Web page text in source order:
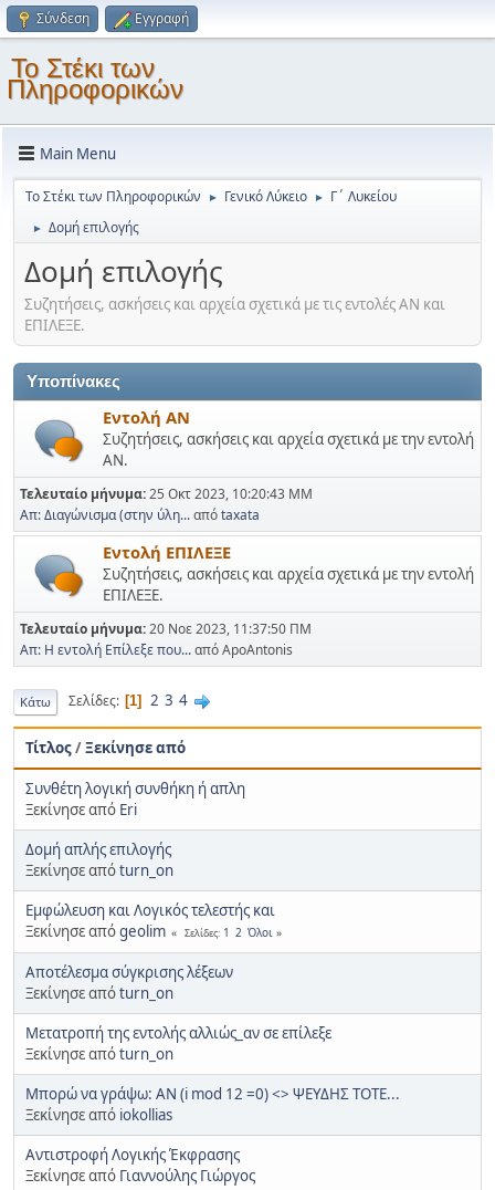
Σύνδεση Εγγραφή
Το Στέκι των
Πληροφορικών
Main Menu
Το Στέκι των Πληροφορικών ► Γενικό Λύκειο ► Γ΄ Λυκείου
► Δομή επιλογής
Δομή επιλογής
Συζητήσεις, ασκήσεις και αρχεία σχετικά με τις εντολές ΑΝ και
ΕΠΙΛΕΞΕ.
Υποπίνακες
Εντολή ΑΝ
Συζητήσεις, ασκήσεις και αρχεία σχετικά με την εντολή
ΑΝ.
Τελευταίο μήνυμα:25 Οκτ 2023, 10:20:43 ΜΜ
Απ: Διαγώνισμα (στην ύλη...απόtaxata
Εντολή ΕΠΙΛΕΞΕ
Συζητήσεις, ασκήσεις και αρχεία σχετικά με την εντολή
ΕΠΙΛΕΞΕ.
Τελευταίο μήνυμα:20 Νοε 2023, 11:37:50 ΠΜ
Απ: Η εντολή Επίλεξε που...από ApoAntonis
Κάτω Σελίδες 1 2 3 4
Τίτλος/Ξεκίνησε από
Συνθέτη λογική συνθήκη ή απλη
Ξεκίνησε από Eri
Δομή απλής επιλογής
Ξεκίνησε απόturn_on
Εμφώλευση και Λογικός τελεστής και
Ξεκίνησε απόgeolim Σελίδες 1 2 Όλοι
Αποτέλεσμα σύγκρισης λέξεων
Ξεκίνησε απόturn_on
Μετατροπή της εντολής αλλιώς_αν σε επίλεξε
Ξεκίνησε απόturn_on
Μπορώ να γράψω: ΑΝ (i mod 12 =0) <> ΨΕΥΔΗΣ ΤΟΤΕ...
Ξεκίνησε από iokollias
Αντιστροφή Λογικής Έκφρασης
Ξεκίνησε από Γιαννούλης Γιώργος